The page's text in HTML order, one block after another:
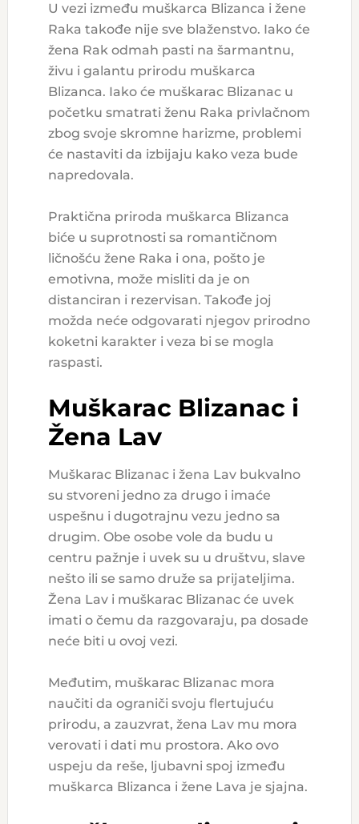
U vezi između muškarca Blizanca i žene
Raka takođe nije sve blaženstvo. Iako će
žena Rak odmah pasti na šarmantnu,
živu i galantu prirodu muškarca
Blizanca. Iako će muškarac Blizanac u
početku smatrati ženu Raka privlačnom
zbog svoje skromne harizme, problemi
će nastaviti da izbijaju kako veza bude
napredovala.
Praktična priroda muškarca Blizanca
biće u suprotnosti sa romantičnom
ličnošću žene Raka i ona, pošto je
emotivna, može misliti da je on
distanciran i rezervisan. Takođe joj
možda neće odgovarati njegov prirodno
koketni karakter i veza bi se mogla
raspasti.
Muškarac Blizanac i
Žena Lav
Muškarac Blizanac i žena Lav bukvalno
su stvoreni jedno za drugo i imaće
uspešnu i dugotrajnu vezu jedno sa
drugim. Obe osobe vole da budu u
centru pažnje i uvek su u društvu, slave
nešto ili se samo druže sa prijateljima.
Žena Lav i muškarac Blizanac će uvek
imati o čemu da razgovaraju, pa dosade
neće biti u ovoj vezi.
Međutim, muškarac Blizanac mora
naučiti da ograniči svoju flertujuću
prirodu, a zauzvrat, žena Lav mu mora
verovati i dati mu prostora. Ako ovo
uspeju da reše, ljubavni spoj između
muškarca Blizanca i žene Lava je sjajna.